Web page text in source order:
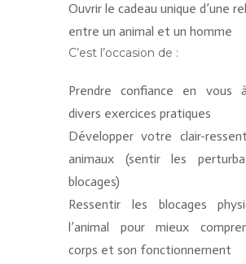
Ouvrir le cadeau unique d’une
entre un animal et un homme
C’est l’occasion de :
Prendre confiance en vous
divers exercices pratiques
Développer votre clair-
animaux (sentir les
blocages)
Ressentir les blocages
l’animal pour mieux
corps et son fonctionnement